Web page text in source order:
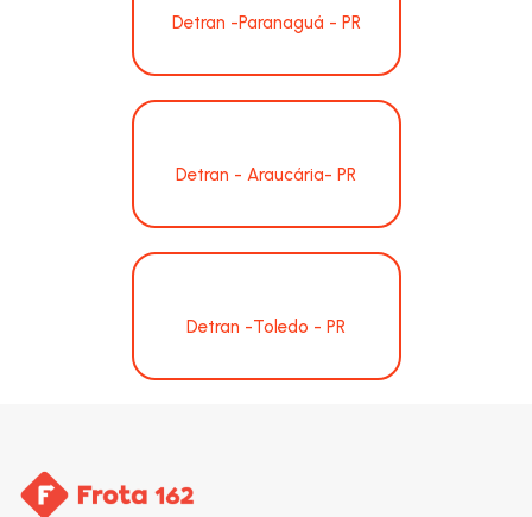
Detran -Paranaguá - PR
Detran - Araucária- PR
Detran -Toledo - PR